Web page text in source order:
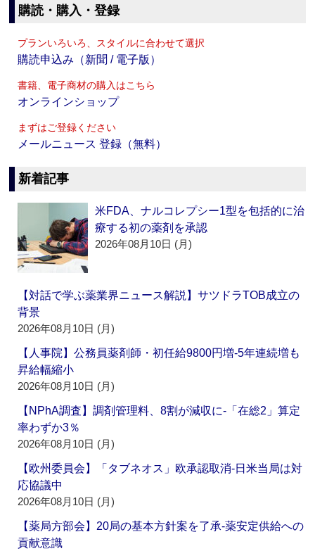
購読・購入・登録
プランいろいろ、スタイルに合わせて選択
購読申込み（新聞 / 電子版）
書籍、電子商材の購入はこちら
オンラインショップ
まずはご登録ください
メールニュース 登録（無料）
新着記事
米FDA、ナルコレプシー1型を包括的に治
療する初の薬剤を承認
2026年08月10日 (月)
【対話で学ぶ薬業界ニュース解説】サツドラTOB成立の
背景
2026年08月10日 (月)
【人事院】公務員薬剤師・初任給9800円増‐5年連続増も
昇給幅縮小
2026年08月10日 (月)
【NPhA調査】調剤管理料、8割が減収に‐「在総2」算定
率わずか3％
2026年08月10日 (月)
【欧州委員会】「タブネオス」欧承認取消‐日米当局は対
応協議中
2026年08月10日 (月)
【薬局方部会】20局の基本方針案を了承‐薬安定供給への
貢献意識